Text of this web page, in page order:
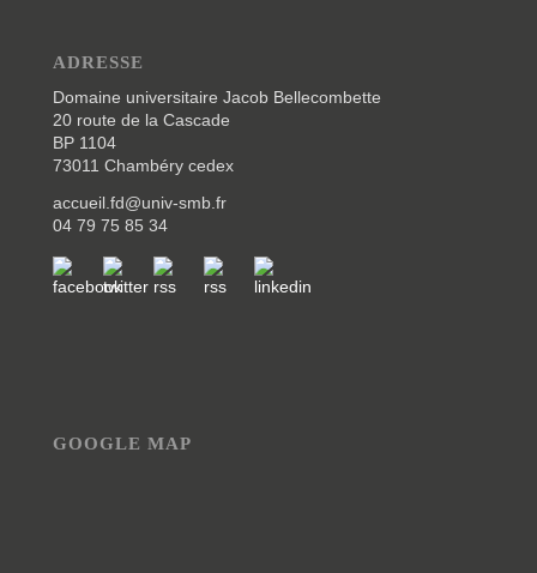
ADRESSE
Domaine universitaire Jacob Bellecombette
20 route de la Cascade
BP 1104
73011 Chambéry cedex
accueil.fd@univ-smb.fr
04 79 75 85 34
GOOGLE MAP